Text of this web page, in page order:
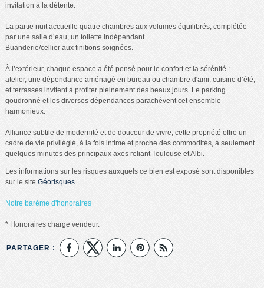
invitation à la détente.
La partie nuit accueille quatre chambres aux volumes équilibrés, complétée
par une salle d’eau, un toilette indépendant.
Buanderie/cellier aux finitions soignées.
À l’extérieur, chaque espace a été pensé pour le confort et la sérénité :
atelier, une dépendance aménagé en bureau ou chambre d'ami, cuisine d’été,
et terrasses invitent à profiter pleinement des beaux jours. Le parking
goudronné et les diverses dépendances parachèvent cet ensemble
harmonieux.
Alliance subtile de modernité et de douceur de vivre, cette propriété offre un
cadre de vie privilégié, à la fois intime et proche des commodités, à seulement
quelques minutes des principaux axes reliant Toulouse et Albi.
Les informations sur les risques auxquels ce bien est exposé sont disponibles
sur le site Géorisques
Notre barème d'honoraires
* Honoraires charge vendeur.
PARTAGER :